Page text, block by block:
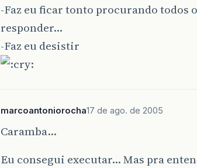
-Faz eu ficar tonto procurando todos
responder…
-Faz eu desistir
marcoantoniorocha17 de ago. de 2005
Caramba…
Eu consegui executar… Mas pra